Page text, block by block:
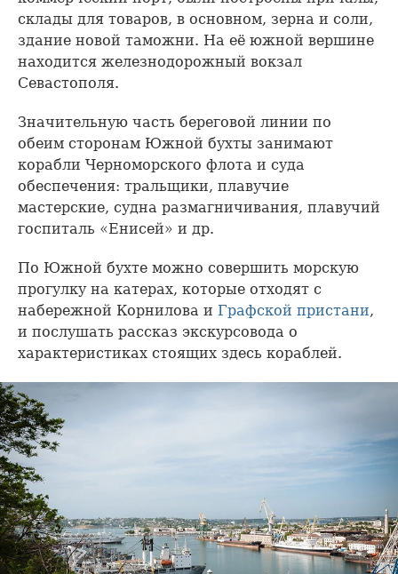
склады для товаров, в основном, зерна и соли,
здание новой таможни. На её южной вершине
находится железнодорожный вокзал
Севастополя.
Значительную часть береговой линии по
обеим сторонам Южной бухты занимают
корабли Черноморского флота и суда
обеспечения: тральщики, плавучие
мастерские, судна размагничивания, плавучий
госпиталь «Енисей» и др.
По Южной бухте можно совершить морскую
прогулку на катерах, которые отходят с
набережной Корнилова и Графской пристани,
и послушать рассказ экскурсовода о
характеристиках стоящих здесь кораблей.